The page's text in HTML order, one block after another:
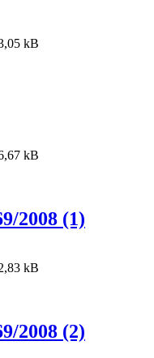
kB
kB
2008 (1)
kB
2008 (2)